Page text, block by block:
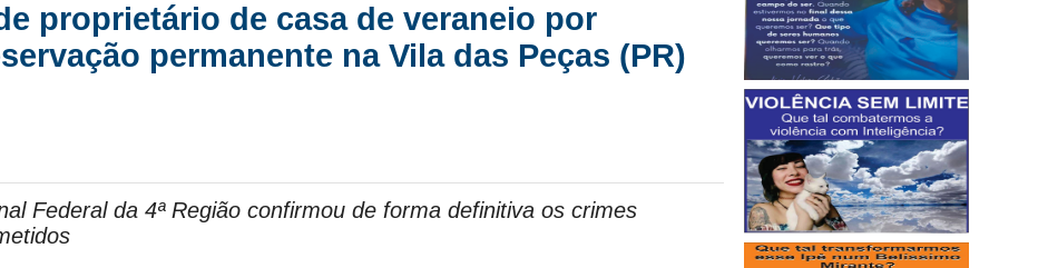
proprietário de casa de veraneio por
permanente na Vila das Peças (PR)
Federal da 4ª Região confirmou de forma definitiva os crimes